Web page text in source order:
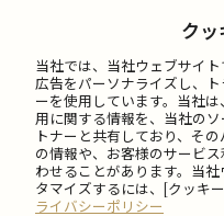
クッ
当社では、当社ウェブサイ
広告をパーソナライズし、
ーを使用しています。当社
用に関する情報を、当社の
トナーと共有しており、そ
の情報や、お客様のサービ
わせることがあります。当
タマイズするには、[クッキ
ライバシーポリシー
FAQ
ご利用について
会社情報